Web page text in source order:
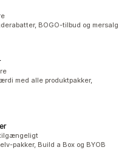
BOGO-tilbud og mersalg
med alle produktpakker,
pakker, Build a Box og BYOB